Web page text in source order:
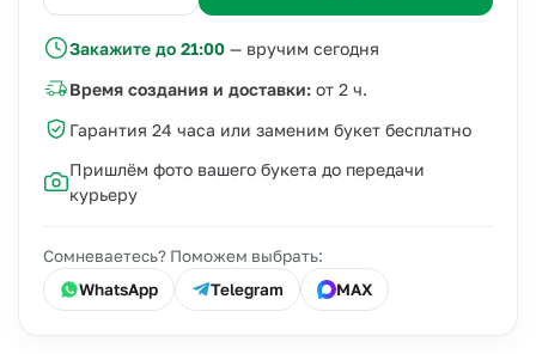
Закажите до 21:00 — вручим сегодня
Время создания и доставки: от 2 ч.
Гарантия 24 часа или заменим букет бесплатно
Пришлём фото вашего букета до передачи
курьеру
Сомневаетесь? Поможем выбрать:
WhatsApp
Telegram MAX